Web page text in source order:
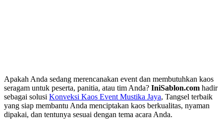
Apakah Anda sedang merencanakan event dan membutuhkan kaos
seragam untuk peserta, panitia, atau tim Anda? IniSablon.com hadir
sebagai solusi Konveksi Kaos Event Mustika Jaya, Tangsel terbaik
yang siap membantu Anda menciptakan kaos berkualitas, nyaman
dipakai, dan tentunya sesuai dengan tema acara Anda.